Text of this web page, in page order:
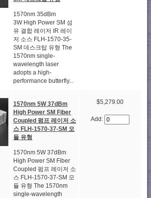
1570nm 35dBm
3W High Power SM 섬
유 결합 레이저 IR 레이
저 소스 FLH-1570-35-
SM 데스크탑 유형 The
1570nm single-
wavelength laser
adopts a high-
performance butterfly...
1570nm 5W 37dBm
High Power SM Fiber
Coupled 펌프 레이저 소
스 FLH-1570-37-SM 모
듈 유형
1570nm 5W 37dBm
High Power SM Fiber
Coupled 펌프 레이저 소
스 FLH-1570-37-SM 모
듈 유형 The 1570nm
single-wavelength
$5,279.00
Add: